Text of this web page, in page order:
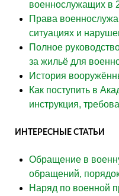
военнослужащих в
Права
ситуациях и
Полное
за жильё для
История
Как поступить в
инструкция,
ИНТЕРЕСНЫЕ СТАТЬИ
Обращение в
обращений,
Наряд по военной